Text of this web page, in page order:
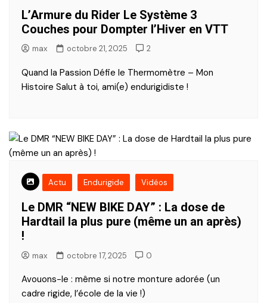
L’Armure du Rider Le Système 3
Couches pour Dompter l’Hiver en VTT
max octobre 21, 2025 2
Quand la Passion Défie le Thermomètre – Mon
Histoire Salut à toi, ami(e) endurigidiste !
Actu Endurigide Vidéos
Le DMR “NEW BIKE DAY” : La dose de
Hardtail la plus pure (même un an après)
!
max octobre 17, 2025 0
Avouons-le : même si notre monture adorée (un
cadre rigide, l’école de la vie !)